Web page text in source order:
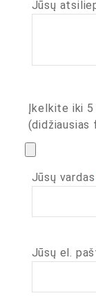
Jūsų
Įkelkite iki
(didžiausias
Jūsų
Jūsų el.